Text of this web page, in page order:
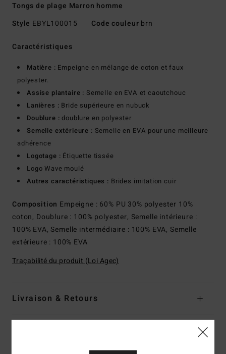
Tongs de plage Marron homme
Style EBYL100015 Code couleur brn
Caractéristiques
Matière : Empeigne en mélange de coton et faux
polyester.
Assise plantaire : Semelle en EVA et caoutchouc
Lanières : Bride supérieure en nubuck
Doublure :doublure en polyester
Semelle extérieure : Semelle en EVA pour une meilleure
adhérence
Logotage : Étiquette tissée
Logo Wave moulé
Autres caractéristiques : Brides imitation cuir
Composition Empeigne : 60% PU 30% polyester 10%
coton, Doublure : 100% polyester, Semelle intérieure :
100% EVA, Semelle intermédiaire : 100% EVA, Semelle
extérieure : 100% EVA
Traçabilité du produit (Loi Agec)
Livraison & Retours